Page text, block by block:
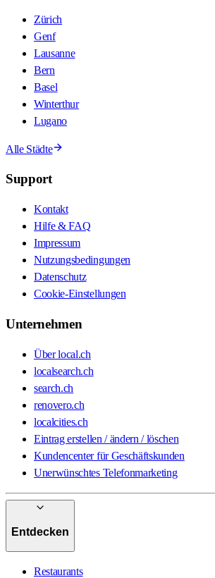
Zürich
Genf
Lausanne
Bern
Basel
Winterthur
Lugano
Alle Städte
Support
Kontakt
Hilfe & FAQ
Impressum
Nutzungsbedingungen
Datenschutz
Cookie-Einstellungen
Unternehmen
Über local.ch
localsearch.ch
search.ch
renovero.ch
localcities.ch
Eintrag erstellen / ändern / löschen
Kundencenter für Geschäftskunden
Unerwünschtes Telefonmarketing
Entdecken
Restaurants